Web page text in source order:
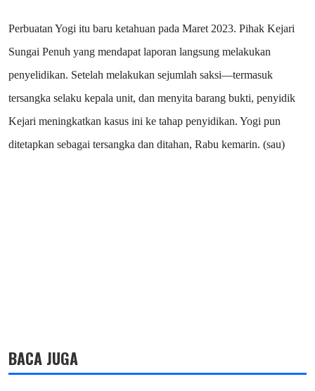
Perbuatan Yogi itu baru ketahuan pada Maret 2023. Pihak Kejari
Sungai Penuh yang mendapat laporan langsung melakukan
penyelidikan. Setelah melakukan sejumlah saksi—termasuk
tersangka selaku kepala unit, dan menyita barang bukti, penyidik
Kejari meningkatkan kasus ini ke tahap penyidikan. Yogi pun
ditetapkan sebagai tersangka dan ditahan, Rabu kemarin. (sau)
BACA JUGA